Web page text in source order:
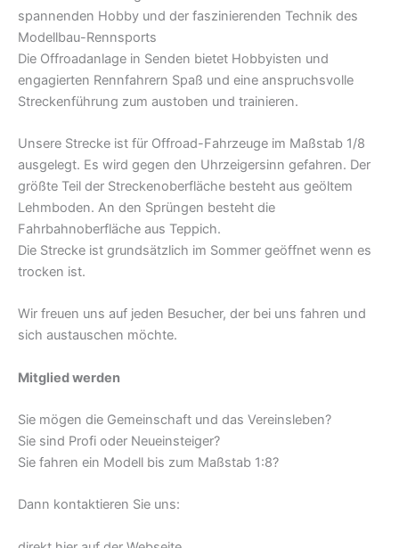
spannenden Hobby und der faszinierenden Technik des
Modellbau-Rennsports
Die Offroadanlage in Senden bietet Hobbyisten und
engagierten Rennfahrern Spaß und eine anspruchsvolle
Streckenführung zum austoben und trainieren.
Unsere Strecke ist für Offroad-Fahrzeuge im Maßstab 1/8
ausgelegt. Es wird gegen den Uhrzeigersinn gefahren. Der
größte Teil der Streckenoberfläche besteht aus geöltem
Lehmboden. An den Sprüngen besteht die
Fahrbahnoberfläche aus Teppich.
Die Strecke ist grundsätzlich im Sommer geöffnet wenn es
trocken ist.
Wir freuen uns auf jeden Besucher, der bei uns fahren und
sich austauschen möchte.
Mitglied werden
Sie mögen die Gemeinschaft und das Vereinsleben?
Sie sind Profi oder Neueinsteiger?
Sie fahren ein Modell bis zum Maßstab 1:8?
Dann kontaktieren Sie uns: